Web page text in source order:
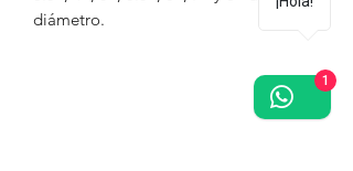
diámetro.
1